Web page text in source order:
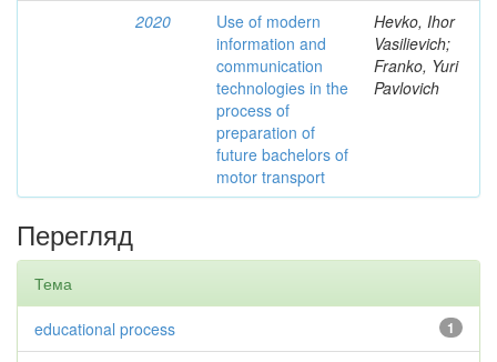
2020
Use of modern
information and
communication
technologies in the
process of
preparation of
future bachelors of
motor transport
Hevko, Ihor
Vasilievich;
Franko, Yuri
Pavlovich
Перегляд
Тема
1
educational process